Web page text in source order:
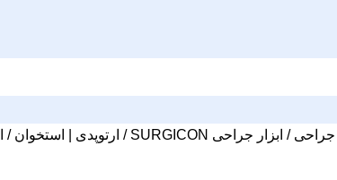
جراحی ابزار جراحی SURGICON ارتوپدی | استخوان